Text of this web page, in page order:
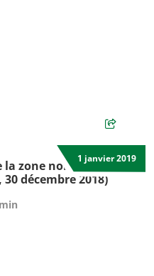
1 janvier 2019
zone nord a l’issue de
décembre 2018)